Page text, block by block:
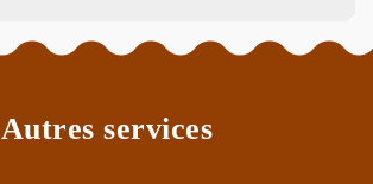
Autres services